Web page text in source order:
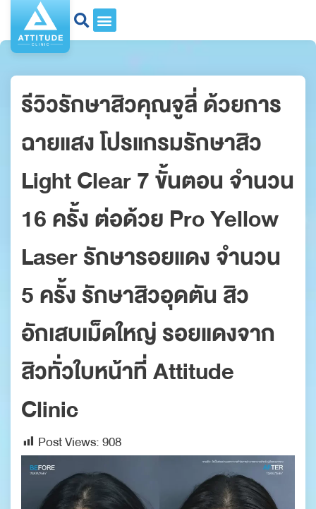
รีวิวรักษาสิวคุณจูลี่ ด้วยการ
ฉายแสง โปรแกรมรักษาสิว
Light Clear 7 ขั้นตอน จำนวน
16 ครั้ง ต่อด้วย Pro Yellow
Laser รักษารอยแดง จำนวน
5 ครั้ง รักษาสิวอุดตัน สิว
อักเสบเม็ดใหญ่ รอยแดงจาก
สิวทั่วใบหน้าที่ Attitude
Clinic
Post Views:908